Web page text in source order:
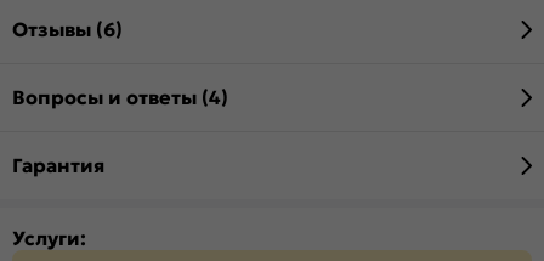
Отзывы (6)
Вопросы и ответы (4)
Гарантия
Услуги: